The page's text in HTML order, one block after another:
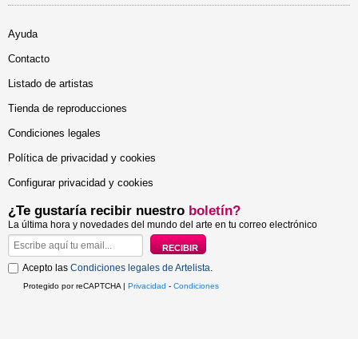
Ayuda
Contacto
Listado de artistas
Tienda de reproducciones
Condiciones legales
Política de privacidad y cookies
Configurar privacidad y cookies
¿Te gustaría recibir nuestro boletín?
La última hora y novedades del mundo del arte en tu correo electrónico
Acepto las Condiciones legales de Artelista.
Protegido por reCAPTCHA | Privacidad - Condiciones